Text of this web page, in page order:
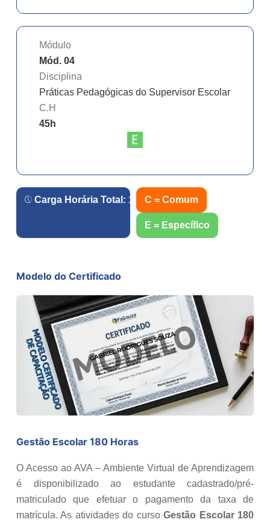
Módulo
Mód. 04
Disciplina
Práticas Pedagógicas do Supervisor Escolar
C.H
45h
Carga Horária Total: 180 h.
C = Comum
E = Específico
Modelo do Certificado
Gestão Escolar 180 Horas
O Acesso ao AVA – Ambiente Virtual de Aprendizagem
é disponibilizado ao estudante cadastrado/pré-
matriculado que efetuar o pagamento da taxa de
matrícula. As atividades do cursoGestão Escolar 180